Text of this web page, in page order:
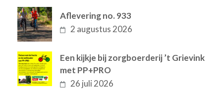
Aflevering no. 933
2 augustus 2026
Een kijkje bij zorgboerderij ’t Grievink
met PP+PRO
26 juli 2026